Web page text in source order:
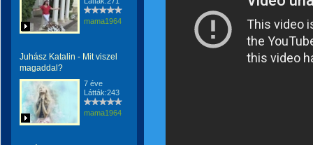
mama1964
Juhász Katalin - Mit viszel
magaddal?
7 éve
Látták:243
mama1964